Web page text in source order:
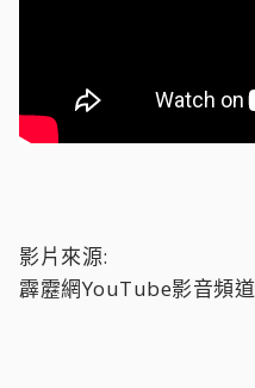
影片來源:
霹靂網YouTube影音頻道